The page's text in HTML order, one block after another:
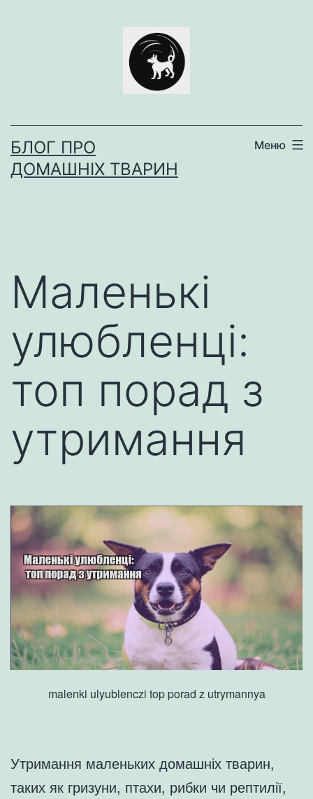
БЛОГ ПРО
ДОМАШНІХ ТВАРИН
Меню
Маленькі
улюбленці:
топ порад з
утримання
malenki ulyublenczi top porad z utrymannya
Утримання маленьких домашніх тварин,
таких як гризуни, птахи, рибки чи рептилії,